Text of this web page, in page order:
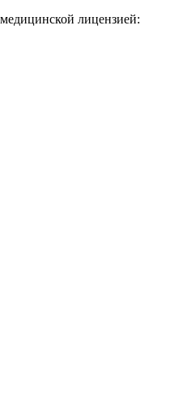
лицензией: